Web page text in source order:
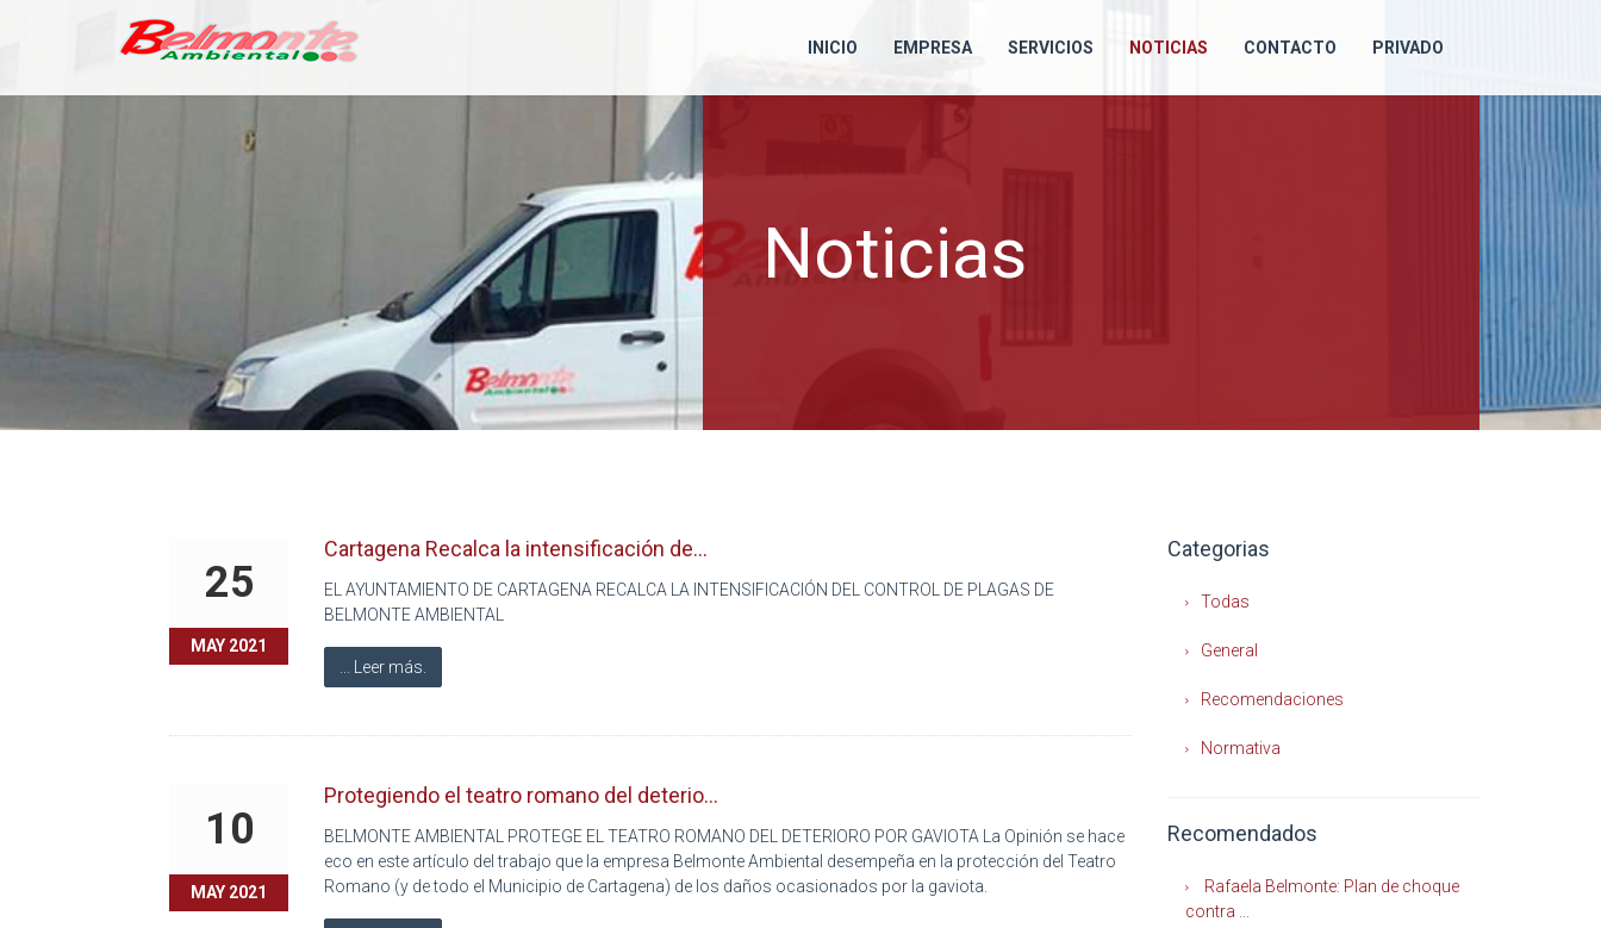
INICIO EMPRESA SERVICIOS NOTICIAS CONTACTO PRIVADO
Noticias
25
MAY 2021
Cartagena Recalca la intensificación de...
EL AYUNTAMIENTO DE CARTAGENA RECALCA LA INTENSIFICACIÓN DEL CONTROL DE PLAGAS DE
BELMONTE AMBIENTAL
... Leer más.
10
MAY 2021
Protegiendo el teatro romano del deterio...
BELMONTE AMBIENTAL PROTEGE EL TEATRO ROMANO DEL DETERIORO POR GAVIOTA La Opinión se hace
eco en este artículo del trabajo que la empresa Belmonte Ambiental desempeña en la protección del Teatro
Romano (y de todo el Municipio de Cartagena) de los daños ocasionados por la gaviota.
Categorias
Todas
General
Recomendaciones
Normativa
Recomendados
Rafaela Belmonte: Plan de choque
contra ...